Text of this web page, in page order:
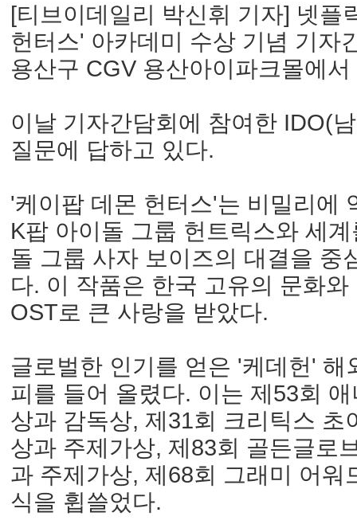
[티브이데일리 박신휘 기자] 넷플
헌터스' 아카데미 수상 기념 기자
용산구 CGV 용산아이파크몰에
이날 기자간담회에 참여한 IDO(
질문에 답하고 있다.
'케이팝 데몬 헌터스'는 비밀리에
K팝 아이돌 그룹 헌트릭스와 세
돌 그룹 사자 보이즈의 대결을 중
다. 이 작품은 한국 고유의 문화
OST로 큰 사랑을 받았다.
글로벌한 인기를 얻은 '케데헌' 해
피를 들어 올렸다. 이는 제53회
상과 감독상, 제31회 크리틱스 초
상과 주제가상, 제83회 골든글로
과 주제가상, 제68회 그래미 어워
식을 휩쓸었다.